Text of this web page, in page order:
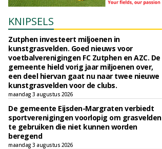
KNIPSELS
Zutphen investeert miljoenen in
kunstgrasvelden. Goed nieuws voor
voetbalverenigingen FC Zutphen en AZC. De
gemeente hield vorig jaar miljoenen over,
een deel hiervan gaat nu naar twee nieuwe
kunstgrasvelden voor de clubs.
maandag 3 augustus 2026
De gemeente Eijsden-Margraten verbiedt
sportverenigingen voorlopig om grasvelden
te gebruiken die niet kunnen worden
beregend
maandag 3 augustus 2026